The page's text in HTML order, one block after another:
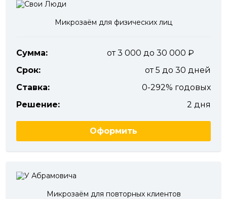
Микрозаём для физических лиц
Сумма:
от 3 000 до 30 000
Срок:
от 5 до 30 дней
Ставка:
0-292% годовых
Решение:
2 дня
Оформить
Микрозаём для повторных клиентов